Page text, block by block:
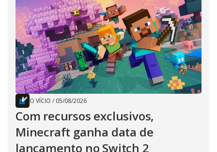
O VÍCIO / 05/08/2026
Com recursos exclusivos,
Minecraft ganha data de
lançamento no Switch 2